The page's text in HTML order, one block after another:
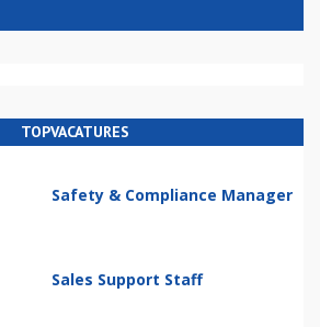
TOPVACATURES
Safety & Compliance Manager
Sales Support Staff